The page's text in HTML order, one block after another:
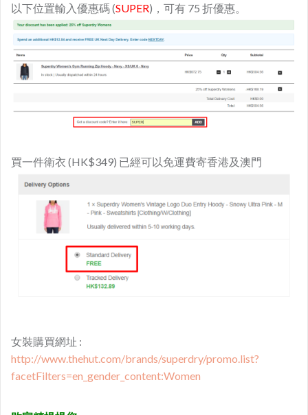
以下位置輸入優惠碼 (SUPER)，可有 75 折優惠。
買一件衛衣 (HK$349) 已經可以免運費寄香港及澳門
女裝購買網址 :
http://www.thehut.com/brands/superdry/promo.list?
facetFilters=en_gender_content:Women